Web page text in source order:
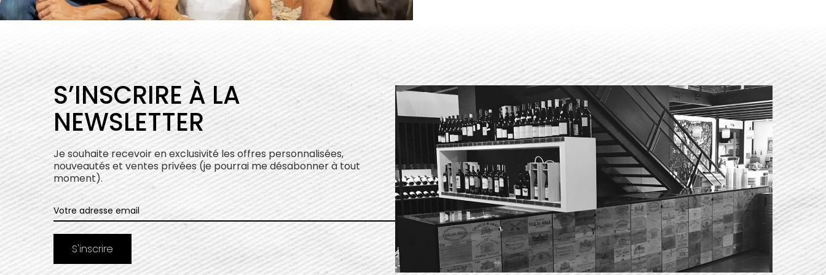
S’INSCRIRE À LA
NEWSLETTER
Je souhaite recevoir en exclusivité les offres personnalisées,
nouveautés et ventes privées (je pourrai me désabonner à tout
moment).